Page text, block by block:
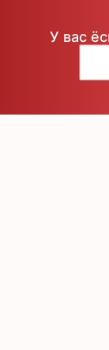
У вас